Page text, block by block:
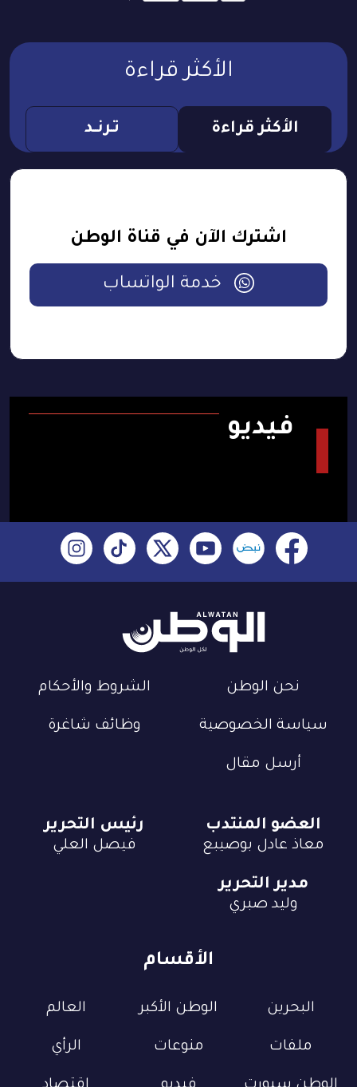
الأكثر قراءة
الأكثر قراءة تـرنــد
اشترك الآن في قناة الوطن
خدمة الواتساب
فيديو
نحن الوطن الشروط والأحكام
سياسة الخصوصية وظائف شاغرة
أرسل مقال
الأقسام
البحرين الوطن الأكبر العالم
ملفات منوعات الرأي
العضو المنتدب
معاذ عادل بوصيبع
رئيس التحرير
فيصل العلي
مدير التحرير
وليد صبري